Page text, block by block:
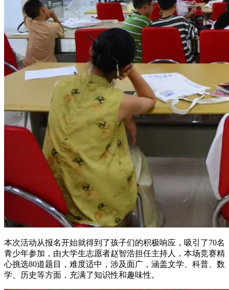
本次活动从报名开始就得到了孩子们的积极响应，吸引了70名
青少年参加，由大学生志愿者赵智浩担任主持人，本场竞赛精
心挑选80道题目，难度适中，涉及面广，涵盖文学、科普、数
学、历史等方面，充满了知识性和趣味性。